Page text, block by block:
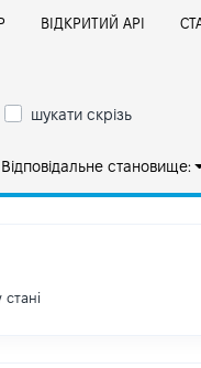
ВІДКРИТИЙ АРІ
шукати скрізь
Відповідальне становище: